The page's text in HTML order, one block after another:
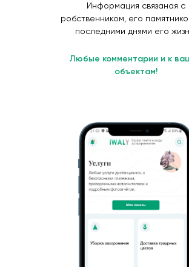
Информация связаная с
робственником, его
последними днями его
Любые комментарии и к
объектам!